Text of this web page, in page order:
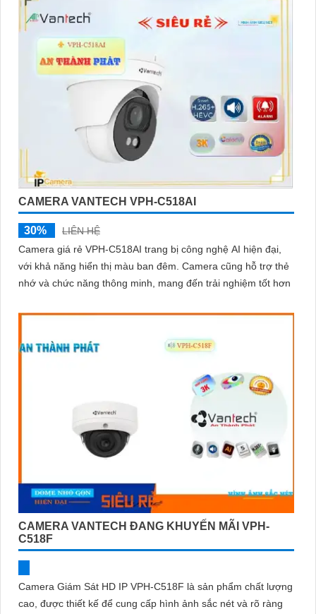
CAMERA VANTECH VPH-C518AI
30%
LIÊN HỆ
Camera giá rẻ VPH-C518AI trang bị công nghệ AI hiện đại,
với khả năng hiển thị màu ban đêm. Camera cũng hỗ trợ thẻ
nhớ và chức năng thông minh, mang đến trải nghiệm tốt hơn
CAMERA VANTECH ĐANG KHUYẾN MÃI VPH-
C518F
Camera Giám Sát HD IP VPH-C518F là sản phẩm chất lượng
cao, được thiết kế để cung cấp hình ảnh sắc nét và rõ ràng